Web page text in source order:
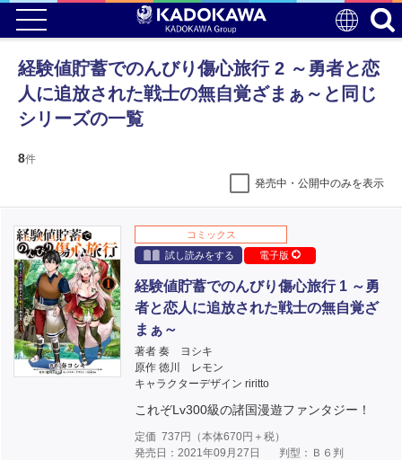
経験値貯蓄でのんびり傷心旅行 2 ～勇者と恋
人に追放された戦士の無自覚ざまぁ～と同じ
シリーズの一覧
8件
発売中・公開中のみを表示
コミックス
試し読みをする
電子版
経験値貯蓄でのんびり傷心旅行 1 ～勇
者と恋人に追放された戦士の無自覚ざ
まぁ～
著者 奏 ヨシキ
原作 徳川 レモン
キャラクターデザイン riritto
これぞLv300級の諸国漫遊ファンタジー！
定価 737 円（本体670円＋税）
発売日：2021年09月27日
判型：Ｂ６判